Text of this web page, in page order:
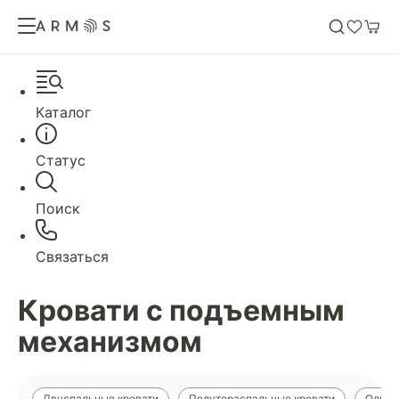
Каталог
Статус
Поиск
Связаться
Кровати с подъемным
механизмом